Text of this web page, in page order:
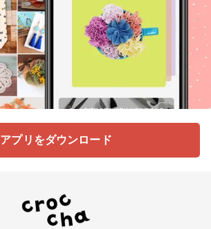
アプリをダウンロード